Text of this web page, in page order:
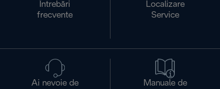
Întrebări
frecvente
Localizare
Service
Ai nevoie de
Manuale de